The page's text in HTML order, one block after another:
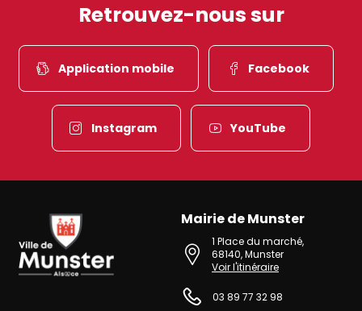
Retrouvez-nous sur
Application mobile Facebook
Instagram YouTube
Ville de Munster (Alsace) Située au cœur de l’Alsace et de l’une
Mairie de Munster
1 Place du marché,
68140,Munster
Voir l'itinéraire
03 89 77 32 98